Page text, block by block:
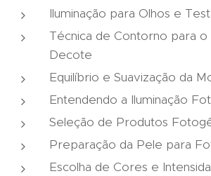
Iluminação para Olhos e
Técnica de Contorno para
Decote
Equilíbrio e Suavização da
Entendendo a Iluminação
Seleção de Produtos
Preparação da Pele para
Escolha de Cores e